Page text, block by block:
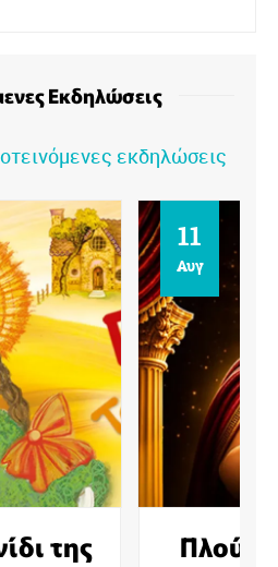
Εκδηλώσεις
εκδηλώσεις
Αριστοφάνη